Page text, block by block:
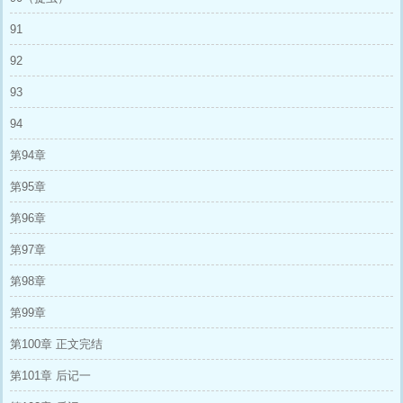
91
92
93
94
第94章
第95章
第96章
第97章
第98章
第99章
第100章 正文完结
第101章 后记一